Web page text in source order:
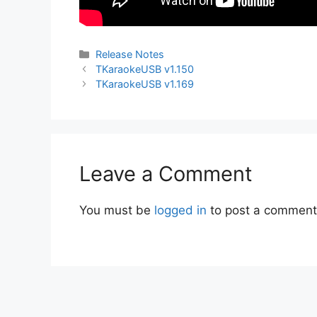
Categories
Release Notes
Post
navigation
TKaraokeUSB v1.150
TKaraokeUSB v1.169
Leave a Comment
You must be logged in to post a